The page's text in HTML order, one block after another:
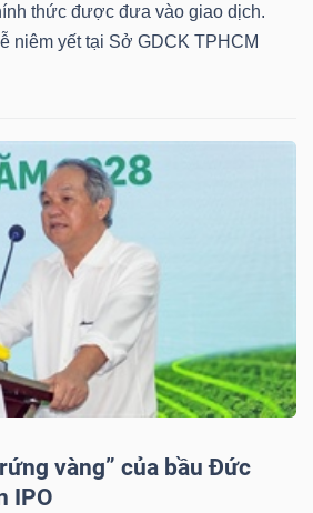
thức được đưa vào giao dịch.
niêm yết tại Sở GDCK TPHCM
vàng” của bầu Đức
IPO